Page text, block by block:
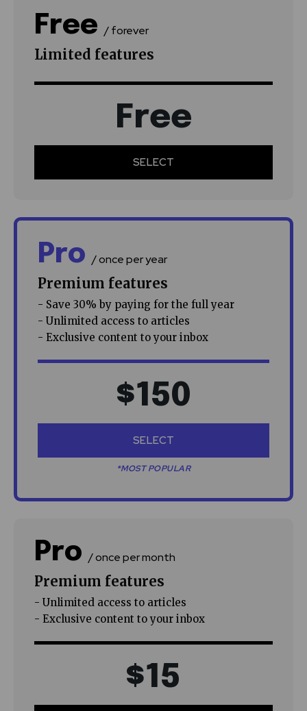
Free / forever
Limited features
Free
SELECT
Pro / once per year
Premium features
- Save 30% by paying for the full year
- Unlimited access to articles
- Exclusive content to your inbox
$150
SELECT
*MOST POPULAR
Pro / once per month
Premium features
- Unlimited access to articles
- Exclusive content to your inbox
$15